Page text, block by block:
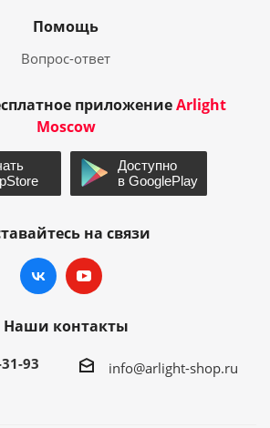
Помощь
Вопрос-ответ
приложениеArlight
Moscow
на связи
Наши контакты
93 info@arlight-shop.ru